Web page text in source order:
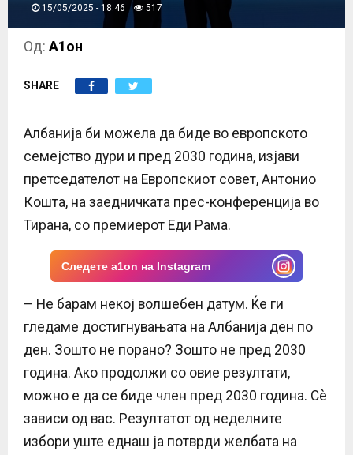
M
E
N
U
15/05/2025 - 18:46 517
Од:А1он
SHARE
Албанија би можела да биде во европското
семејство дури и пред 2030 година, изјави
претседателот на Европскиот совет, Антонио
Кошта, на заедничката прес-конференција во
Тирана, со премиерот Еди Рама.
Следете a1on на Instagram
– Не барам некој волшебен датум. Ќе ги
гледаме достигнувањата на Албанија ден по
ден. Зошто не порано? Зошто не пред 2030
година. Ако продолжи со овие резултати,
можно е да се биде член пред 2030 година. Сè
зависи од вас. Резултатот од неделните
избори уште еднаш ја потврди желбата на